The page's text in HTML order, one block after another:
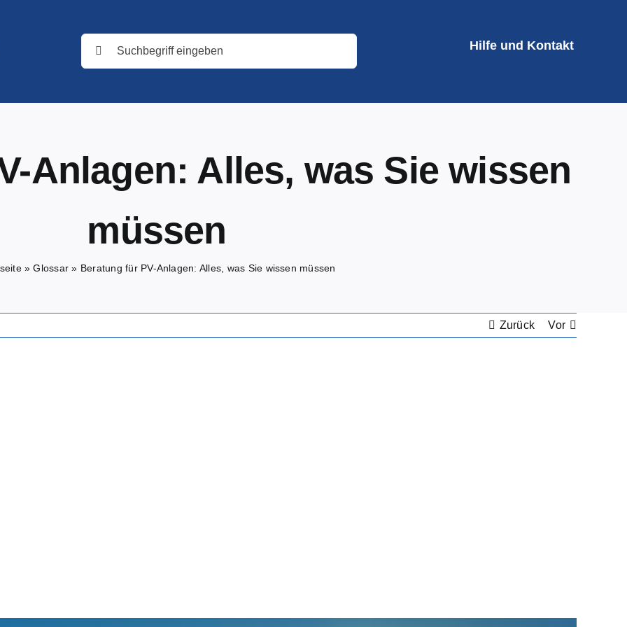
Hilfe und Kontakt
Anlagen: Alles, was Sie wissen
müssen
»Glossar » Beratung für PV-Anlagen: Alles, was Sie wissen müssen
Zurück Vor